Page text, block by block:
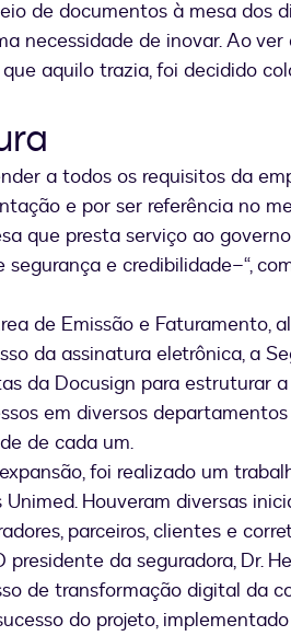
de documentos à mesa dos
necessidade de inovar. Ao ver
aquilo trazia, foi decidido
a todos os requisitos da
e por ser referência no
que presta serviço ao
e credibilidade–“,
de Emissão e Faturamento,
da assinatura eletrônica, a
da Docusign para estruturar
em diversos
de cada um.
foi realizado um
Houveram diversas
parceiros, clientes e
da seguradora, Dr.
de transformação digital da
do projeto,